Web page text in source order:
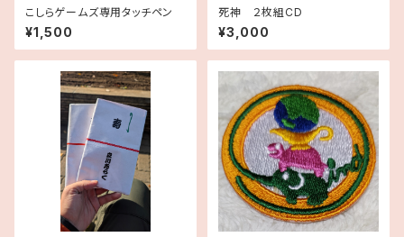
こしらゲームズ専用タッチペン
¥1,500
死神 ２枚組CD
¥3,000